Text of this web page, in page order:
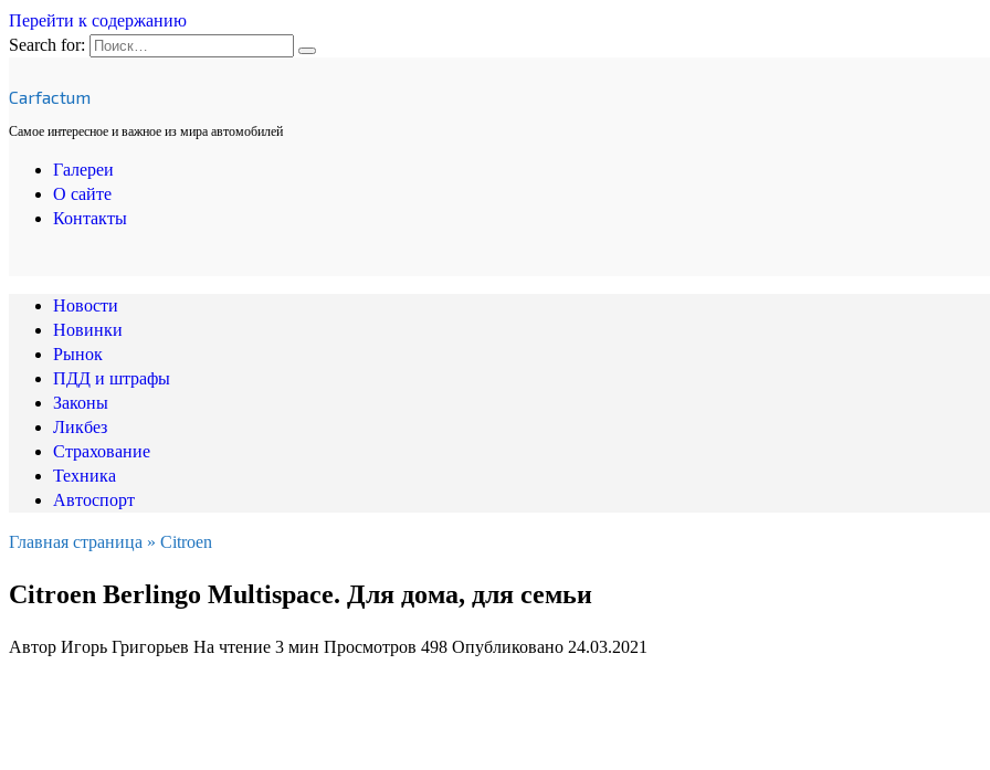
Перейти к содержанию
Search for:
Carfactum
Самое интересное и важное из мира автомобилей
Галереи
О сайте
Контакты
Новости
Новинки
Рынок
ПДД и штрафы
Законы
Ликбез
Страхование
Техника
Автоспорт
Главная страница » Citroen
Citroen Berlingo Multispace. Для дома, для семьи
Автор Игорь Григорьев На чтение 3 мин Просмотров 498 Опубликовано 24.03.2021